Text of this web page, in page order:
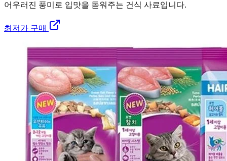
어우러진 풍미로 입맛을 돋워주는 건식 사료입니다.
최저가 구매